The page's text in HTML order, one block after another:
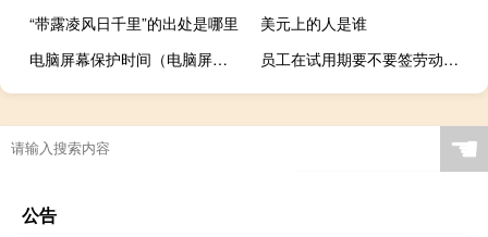
“带露凌风日千里”的出处是哪里
美元上的人是谁
电脑屏幕保护时间（电脑屏幕保护）
员工在试用期要不要签劳动合同呢
☚
公告